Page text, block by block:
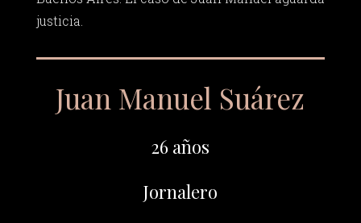
justicia.
Juan Manuel Suárez
26 años
Jornalero